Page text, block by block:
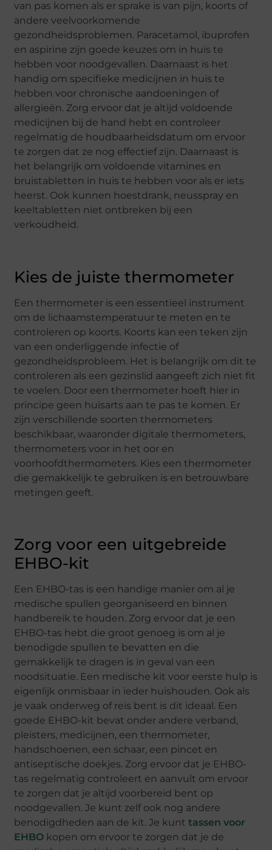
van pas komen als er sprake is van pijn, koorts of
andere veelvoorkomende
gezondheidsproblemen. Paracetamol, ibuprofen
en aspirine zijn goede keuzes om in huis te
hebben voor noodgevallen. Daarnaast is het
handig om specifieke medicijnen in huis te
hebben voor chronische aandoeningen of
allergieën. Zorg ervoor dat je altijd voldoende
medicijnen bij de hand hebt en controleer
regelmatig de houdbaarheidsdatum om ervoor
te zorgen dat ze nog effectief zijn. Daarnaast is
het belangrijk om voldoende vitamines en
bruistabletten in huis te hebben voor als er iets
heerst. Ook kunnen hoestdrank, neusspray en
keeltabletten niet ontbreken bij een
verkoudheid.
Kies de juiste thermometer
Een thermometer is een essentieel instrument
om de lichaamstemperatuur te meten en te
controleren op koorts. Koorts kan een teken zijn
van een onderliggende infectie of
gezondheidsprobleem. Het is belangrijk om dit te
controleren als een gezinslid aangeeft zich niet fit
te voelen. Door een thermometer hoeft hier in
principe geen huisarts aan te pas te komen. Er
zijn verschillende soorten thermometers
beschikbaar, waaronder digitale thermometers,
thermometers voor in het oor en
voorhoofdthermometers. Kies een thermometer
die gemakkelijk te gebruiken is en betrouwbare
metingen geeft.
Zorg voor een uitgebreide
EHBO-kit
Een EHBO-tas is een handige manier om al je
medische spullen georganiseerd en binnen
handbereik te houden. Zorg ervoor dat je een
EHBO-tas hebt die groot genoeg is om al je
benodigde spullen te bevatten en die
gemakkelijk te dragen is in geval van een
noodsituatie. Een medische kit voor eerste hulp is
eigenlijk onmisbaar in ieder huishouden. Ook als
je vaak onderweg of reis bent is dit ideaal. Een
goede EHBO-kit bevat onder andere verband,
pleisters, medicijnen, een thermometer,
handschoenen, een schaar, een pincet en
antiseptische doekjes. Zorg ervoor dat je EHBO-
tas regelmatig controleert en aanvult om ervoor
te zorgen dat je altijd voorbereid bent op
noodgevallen. Je kunt zelf ook nog andere
benodigdheden aan de kit. Je kunttassen voor
EHBO kopen om ervoor te zorgen dat je de